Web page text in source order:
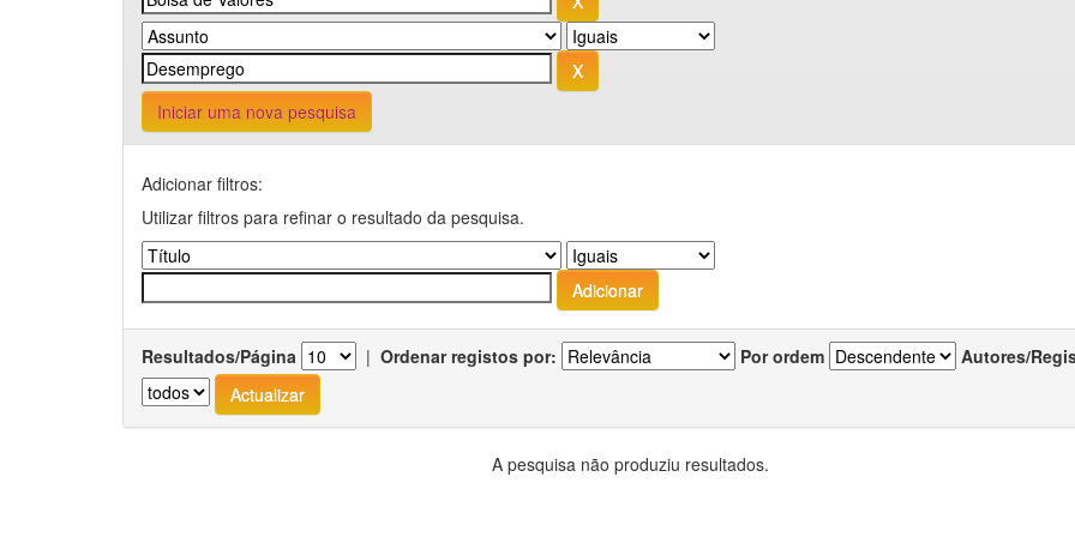
Iniciar uma nova pesquisa
Adicionar filtros:
Utilizar filtros para refinar o resultado da pesquisa.
Resultados/Página | Ordenar registos por: Por ordem Autores/
A pesquisa não produziu resultados.